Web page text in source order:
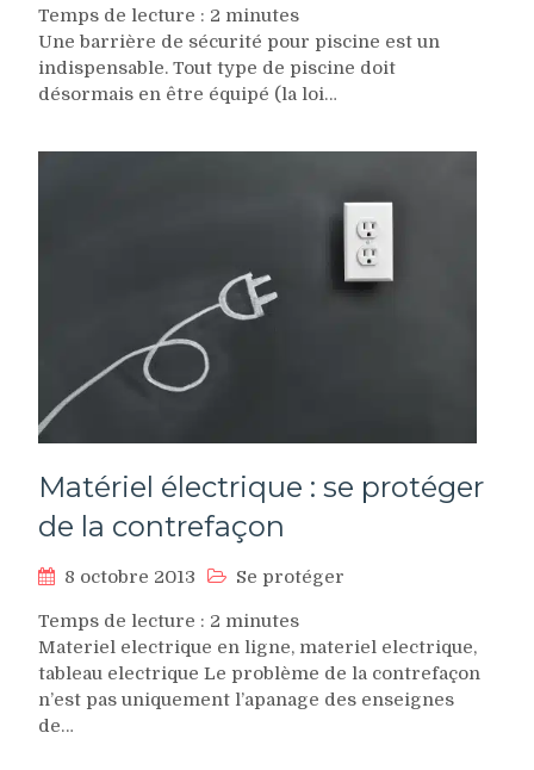
Temps de lecture : 2 minutes
Une barrière de sécurité pour piscine est un
indispensable. Tout type de piscine doit
désormais en être équipé (la loi…
Matériel électrique : se protéger
de la contrefaçon
8 octobre 2013 Se protéger
Temps de lecture : 2 minutes
Materiel electrique en ligne, materiel electrique,
tableau electrique Le problème de la contrefaçon
n’est pas uniquement l’apanage des enseignes
de…